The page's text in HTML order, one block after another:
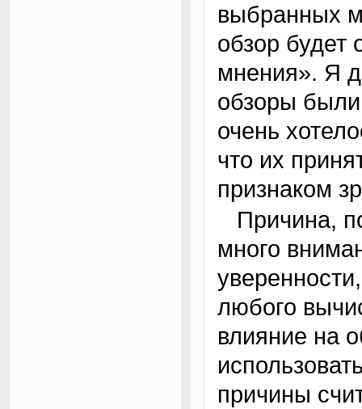
выбранных
обзор будет
мнения». Я
обзоры
очень
что их
признаком
Причина, по которой я выше уделил столь
много
любого
влияние на
причины